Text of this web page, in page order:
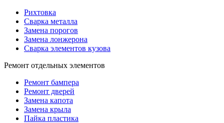
Рихтовка
Сварка металла
Замена порогов
Замена лонжерона
Сварка элементов кузова
Ремонт отдельных элементов
Ремонт бампера
Ремонт дверей
Замена капота
Замена крыла
Пайка пластика